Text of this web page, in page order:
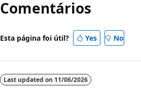
Comentários
Esta página foi útil? Yes No
Last updated on 11/06/2026